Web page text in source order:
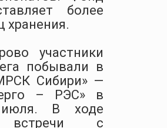
более
хранения.
участники
побывали в
Сибири» —
– РЭС» в
июля. В ходе
встречи с